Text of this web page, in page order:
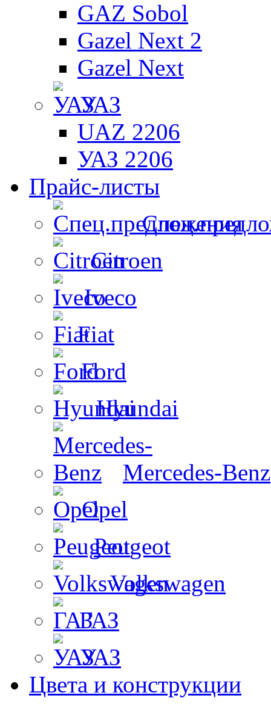
GAZ Sobol
Gazel Next 2
Gazel Next
УАЗ
UAZ 2206
УАЗ 2206
Прайс-листы
Citroen
Iveco
Fiat
Ford
Hyundai
Mercedes-Benz
Opel
Peugeot
Volkswagen
ГАЗ
УАЗ
Цвета и конструкции